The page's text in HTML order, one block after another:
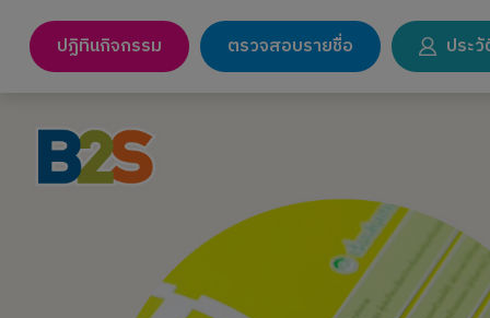
ปฏิทินกิจกรรม ตรวจสอบรายชื่อ ประ